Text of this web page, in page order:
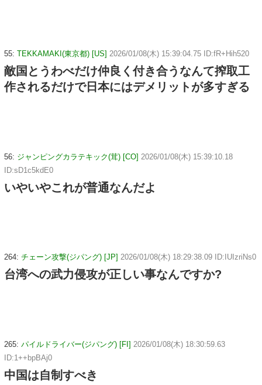
55: TEKKAMAKI(東京都) [US] 2026/01/08(木) 15:39:04.75 ID:fR+Hih520
敵国とうわべだけ仲良く付き合うなんて搾取工
作されるだけで日本にはデメリットが多すぎる
56: ジャンピングカラテキック(茸) [CO] 2026/01/08(木) 15:39:10.18
ID:sD1c5kdE0
いやいやこれが普通なんだよ
264: チェーン攻撃(ジパング) [JP] 2026/01/08(木) 18:29:38.09 ID:IUIzriNs0
台湾への武力侵攻が正しい事なんですか?
265: パイルドライバー(ジパング) [FI] 2026/01/08(木) 18:30:59.63
ID:1++bpBAj0
中国は自制すべき